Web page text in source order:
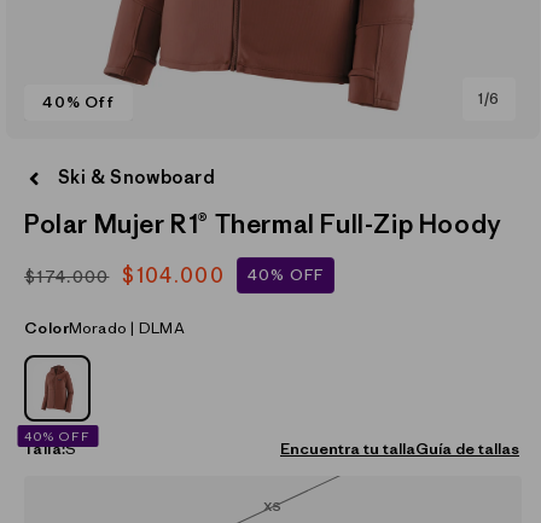
40% Off
elemento
multimedia
una
modal
1/de
6
Ski & Snowboard
Polar Mujer R1® Thermal Full-Zip Hoody
Precio
$174.000
Precio
oferta
$104.000 40% OFF
ColorMorado | DLMA
MORADO_(DLMA)
40% OFF
Talla:S Encuentra tu tallaGuía de tallas
XSVariante